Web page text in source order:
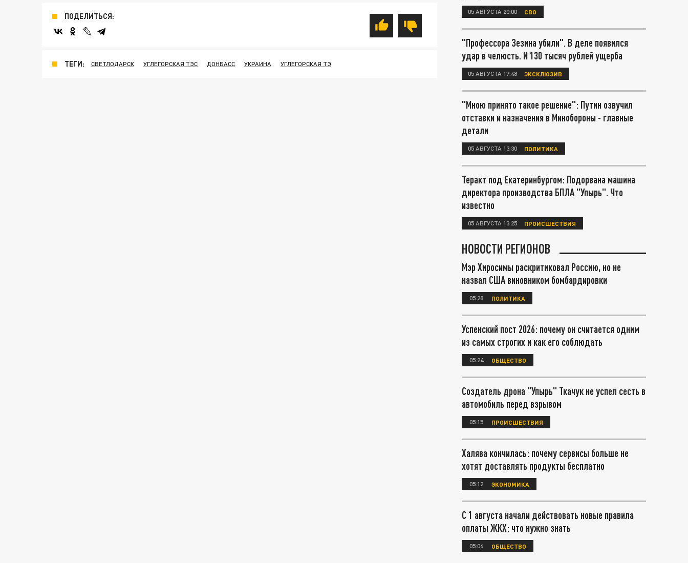
ПОДЕЛИТЬСЯ:
ТЕГИ: СВЕТЛОДАРСК УГЛЕГОРСКАЯ ТЭС ДОНБАСС УКРАИНА УГЛЕГОРСКАЯ ТЭ
05 АВГУСТА 20:00 СВО
"Профессора Зезина убили". В деле появился
удар в челюсть. И 130 тысяч рублей ущерба
05 АВГУСТА 17:48 ЭКСКЛЮЗИВ
"Мною принято такое решение": Путин озвучил
отставки и назначения в Минобороны - главные
детали
05 АВГУСТА 13:30 ПОЛИТИКА
Теракт под Екатеринбургом: Подорвана машина
директора производства БПЛА "Упырь". Что
известно
05 АВГУСТА 13:25 ПРОИСШЕСТВИЯ
НОВОСТИ РЕГИОНОВ
Мэр Хиросимы раскритиковал Россию, но не
назвал США виновником бомбардировки
05:28 ПОЛИТИКА
Успенский пост 2026: почему он считается одним
из самых строгих и как его соблюдать
05:24 ОБЩЕСТВО
Создатель дрона "Упырь" Ткачук не успел сесть в
автомобиль перед взрывом
05:15 ПРОИСШЕСТВИЯ
Халява кончилась: почему сервисы больше не
хотят доставлять продукты бесплатно
05:12 ЭКОНОМИКА
С 1 августа начали действовать новые правила
оплаты ЖКХ: что нужно знать
05:06 ОБЩЕСТВО